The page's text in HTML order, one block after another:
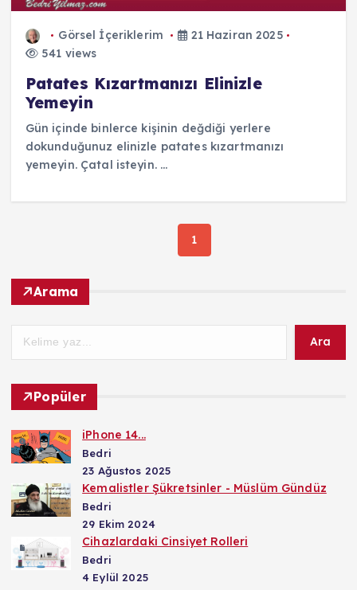
Görsel İçeriklerim
21 Haziran 2025
541 views
Patates Kızartmanızı Elinizle
Yemeyin
Gün içinde binlerce kişinin değdiği yerlere
dokunduğunuz elinizle patates kızartmanızı
yemeyin. Çatal isteyin. ...
1
Arama
Ara
Popüler
iPhone 14...
Bedri
23 Ağustos 2025
Kemalistler Şükretsinler - Müslüm Gündüz
Bedri
29 Ekim 2024
Cihazlardaki Cinsiyet Rolleri
Bedri
4 Eylül 2025